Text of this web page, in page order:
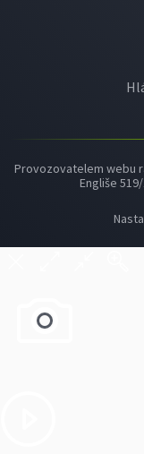
Provozovatelem webu
Engliše